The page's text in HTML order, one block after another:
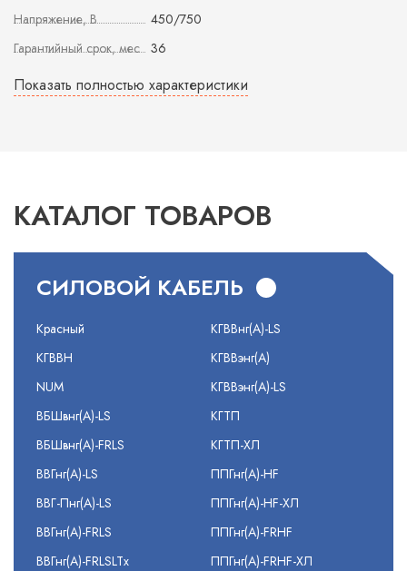
Напряжение, В
450/750
Гарантийный срок, мес 36
Показать полностью характеристики
КАТАЛОГ ТОВАРОВ
СИЛОВОЙ КАБЕЛЬ
Красный
КГВВН
NUM
ВБШвнг(А)-LS
ВБШвнг(А)-FRLS
ВВГнг(А)-LS
ВВГ-Пнг(А)-LS
ВВГнг(А)-FRLS
ВВГнг(А)-FRLSLTx
КГВВнг(А)-LS
КГВВэнг(А)
КГВВэнг(А)-LS
КГТП
КГТП-ХЛ
ППГнг(А)-HF
ППГнг(А)-HF-ХЛ
ППГнг(А)-FRHF
ППГнг(А)-FRHF-ХЛ